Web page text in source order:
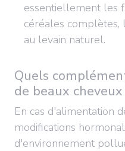
essentiellement les
céréales
au levain naturel.
Quels
de beaux cheveux
En cas d'alimentation
modifications
d'environnement